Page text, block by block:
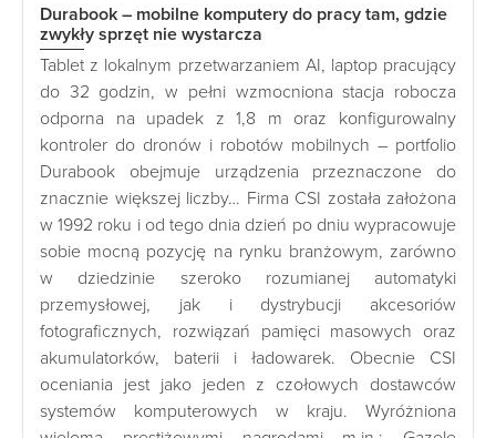
Durabook – mobilne komputery do pracy tam, gdzie
zwykły sprzęt nie wystarcza
Tablet z lokalnym przetwarzaniem AI, laptop pracujący
do 32 godzin, w pełni wzmocniona stacja robocza
odporna na upadek z 1,8 m oraz konfigurowalny
kontroler do dronów i robotów mobilnych – portfolio
Durabook obejmuje urządzenia przeznaczone do
znacznie większej liczby… Firma CSI została założona
w 1992 roku i od tego dnia dzień po dniu wypracowuje
sobie mocną pozycję na rynku branżowym, zarówno
w dziedzinie szeroko rozumianej automatyki
przemysłowej, jak i dystrybucji akcesoriów
fotograficznych, rozwiązań pamięci masowych oraz
akumulatorków, baterii i ładowarek. Obecnie CSI
oceniania jest jako jeden z czołowych dostawców
systemów komputerowych w kraju. Wyróżniona